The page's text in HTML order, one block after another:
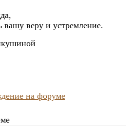
вашу веру и устремление.
на форуме